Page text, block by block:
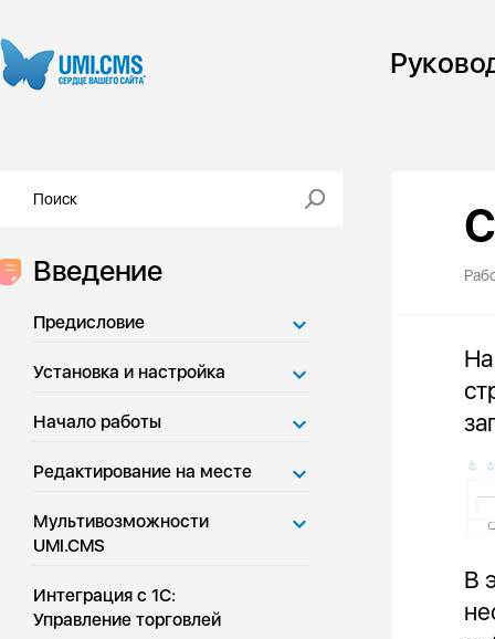
Введение
Предисловие
Установка и настройка
Начало работы
Редактирование на месте
Мультивозможности
UMI.CMS
Интеграция с 1С:
Управление торговлей
В